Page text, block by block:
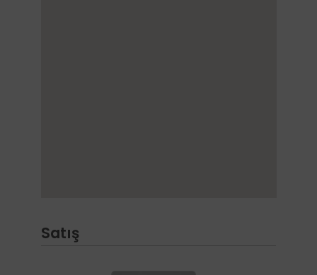
Satış